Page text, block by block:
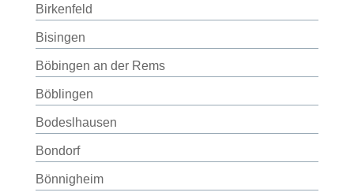
Birkenfeld
Bisingen
Böbingen an der Rems
Böblingen
Bodeslhausen
Bondorf
Bönnigheim